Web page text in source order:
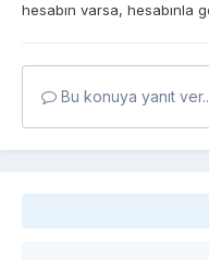
hesabın varsa, hesabınla
Bu konuya yanıt